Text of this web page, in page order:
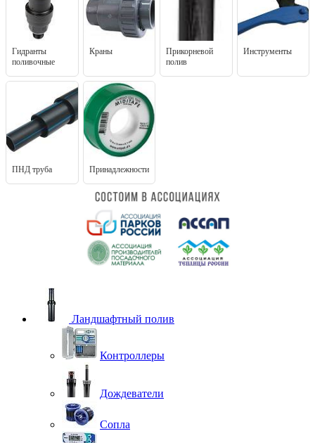
Гидранты
поливочные
Краны
Прикорневой
полив
Инструменты
ПНД труба Принадлежности
Ландшафтный полив
Контроллеры
Дождеватели
Сопла